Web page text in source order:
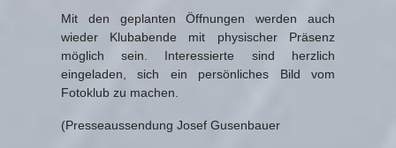
Mit den geplanten Öffnungen werden auch
wieder Klubabende mit physischer Präsenz
möglich sein. Interessierte sind herzlich
eingeladen, sich ein persönliches Bild vom
Fotoklub zu machen.
(Presseaussendung Josef Gusenbauer